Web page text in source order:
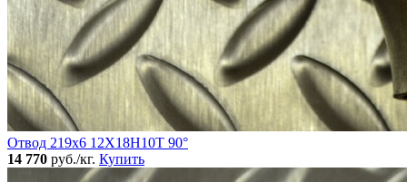
Отвод 219х6 12Х18Н10Т 90°
14 770 руб./кг. Купить